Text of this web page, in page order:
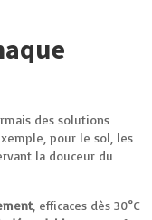
des solutions
pour le sol, les
la douceur du
, efficaces dès 30°C